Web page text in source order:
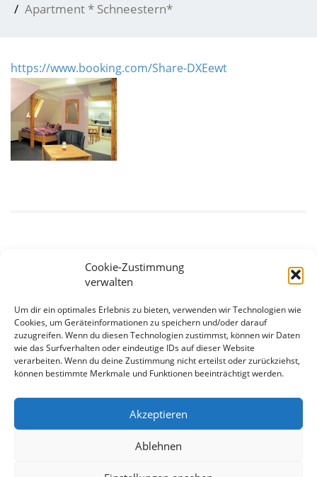
Cookie-Zustimmung
verwalten
Um dir ein optimales Erlebnis zu bieten, verwenden wir Technologien wie
Cookies, um Geräteinformationen zu speichern und/oder darauf
zuzugreifen. Wenn du diesen Technologien zustimmst, können wir Daten
wie das Surfverhalten oder eindeutige IDs auf dieser Website
verarbeiten. Wenn du deine Zustimmung nicht erteilst oder zurückziehst,
können bestimmte Merkmale und Funktionen beeinträchtigt werden.
Akzeptieren
Ablehnen
Apartment * Schneestern*
https://www.booking.com/Share-DXEewt
Mehr Spaß und Sicherheit im Schnee
- mit der Snowboardschule Oberhof
Info und Anmeldung!